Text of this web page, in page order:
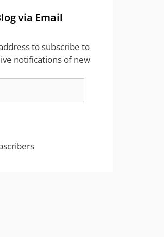
via Email
to subscribe to
notifications of new